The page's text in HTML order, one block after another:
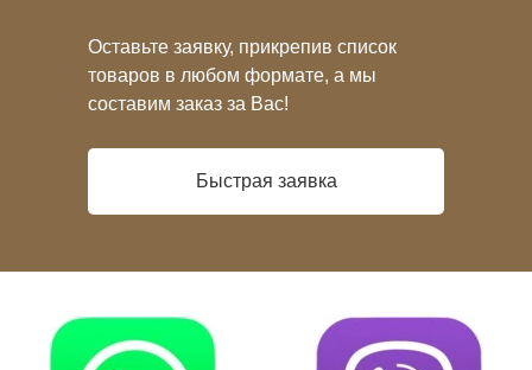
Оставьте заявку, прикрепив список
товаров в любом формате, а мы
составим заказ за Вас!
Быстрая заявка